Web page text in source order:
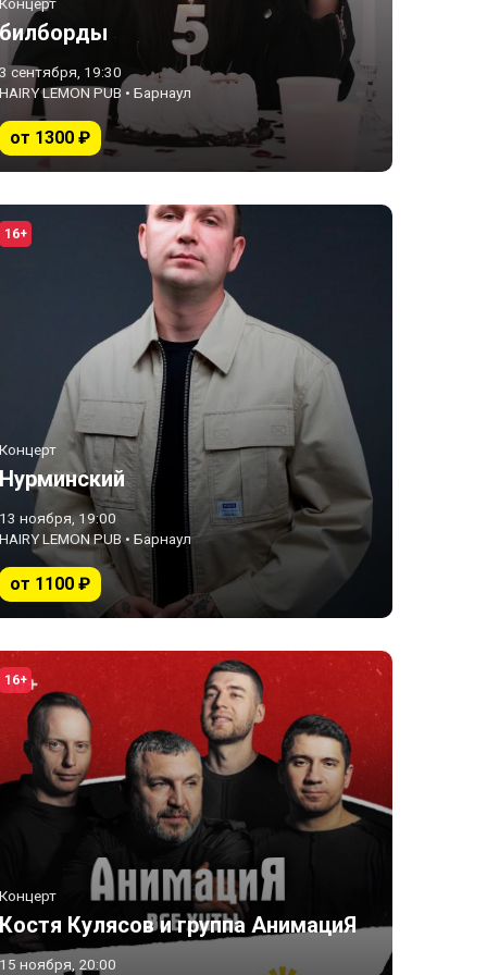
билборды
3 сентября, 19:30
HAIRY LEMON PUB • Барнаул
от 1300 ₽
16+
Концерт
Нурминский
13 ноября, 19:00
HAIRY LEMON PUB • Барнаул
от 1100 ₽
16+
Концерт
Костя Кулясов и группа АнимациЯ
15 ноября, 20:00